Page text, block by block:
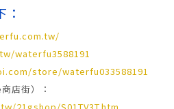
waterfu3588191
store/waterfu033588191
店街）：
21gshop/S01TV3T.htm